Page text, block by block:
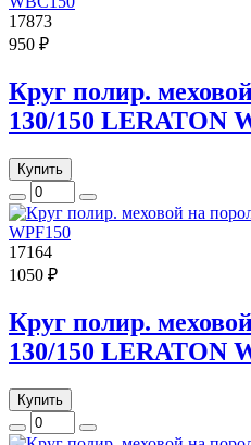
17873
950 ₽
Круг полир.
130/150 LERATON
Купить
17164
1050 ₽
Круг полир.
130/150 LERATON
Купить